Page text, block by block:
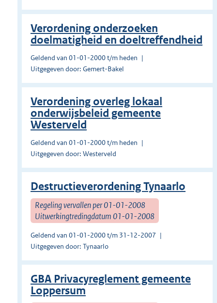
Verordening onderzoeken
doelmatigheid en doeltreffendheid
Geldend van 01-01-2000 t/m heden
Uitgegeven door: Gemert-Bakel
Verordening overleg lokaal
onderwijsbeleid gemeente
Westerveld
Geldend van 01-01-2000 t/m heden
Uitgegeven door: Westerveld
Destructieverordening Tynaarlo
Regeling vervallen per 01-01-2008
Uitwerkingtredingdatum 01-01-2008
Geldend van 01-01-2000 t/m 31-12-2007
Uitgegeven door: Tynaarlo
GBA Privacyreglement gemeente
Loppersum